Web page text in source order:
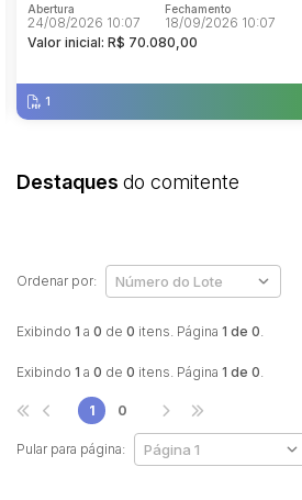
Abertura
24/08/2026 10:07
Fechamento
18/09/2026 10:07
Valor inicial: R$ 70.080,00
1
Destaques do comitente
Exibindo 1 a 0 de 0 itens. Página 1 de 0.
Ordenar por:
Exibindo 1 a 0 de 0 itens. Página 1 de 0.
Pular para página:
1 0